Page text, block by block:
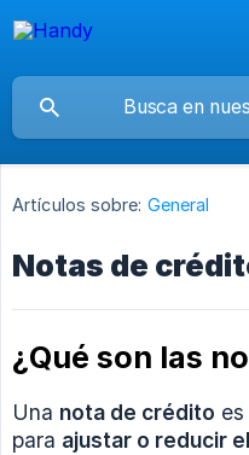
Artículos sobre: General
Notas de
¿Qué son las
Una nota de crédito
para ajustar o reducir